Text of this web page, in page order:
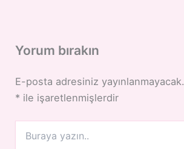
Yorum bırakın
E-posta adresiniz yayınlanmayacak.
* ile işaretlenmişlerdir
yazın..